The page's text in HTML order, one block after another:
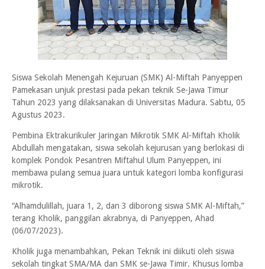
Siswa Sekolah Menengah Kejuruan (SMK) Al-Miftah Panyeppen
Pamekasan unjuk prestasi pada pekan teknik Se-Jawa Timur
Tahun 2023 yang dilaksanakan di Universitas Madura. Sabtu, 05
Agustus 2023.
Pembina Ektrakurikuler Jaringan Mikrotik SMK Al-Miftah Kholik
Abdullah mengatakan, siswa sekolah kejurusan yang berlokasi di
komplek Pondok Pesantren Miftahul Ulum Panyeppen, ini
membawa pulang semua juara untuk kategori lomba konfigurasi
mikrotik.
“Alhamdulillah, juara 1, 2, dan 3 diborong siswa SMK Al-Miftah,”
terang Kholik, panggilan akrabnya, di Panyeppen, Ahad
(06/07/2023).
Kholik juga menambahkan, Pekan Teknik ini diikuti oleh siswa
sekolah tingkat SMA/MA dan SMK se-Jawa Timir. Khusus lomba